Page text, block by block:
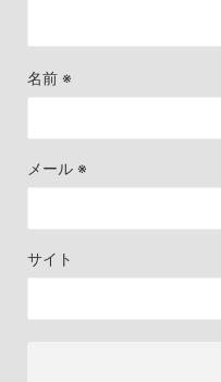
名前 ※
メール ※
サイト